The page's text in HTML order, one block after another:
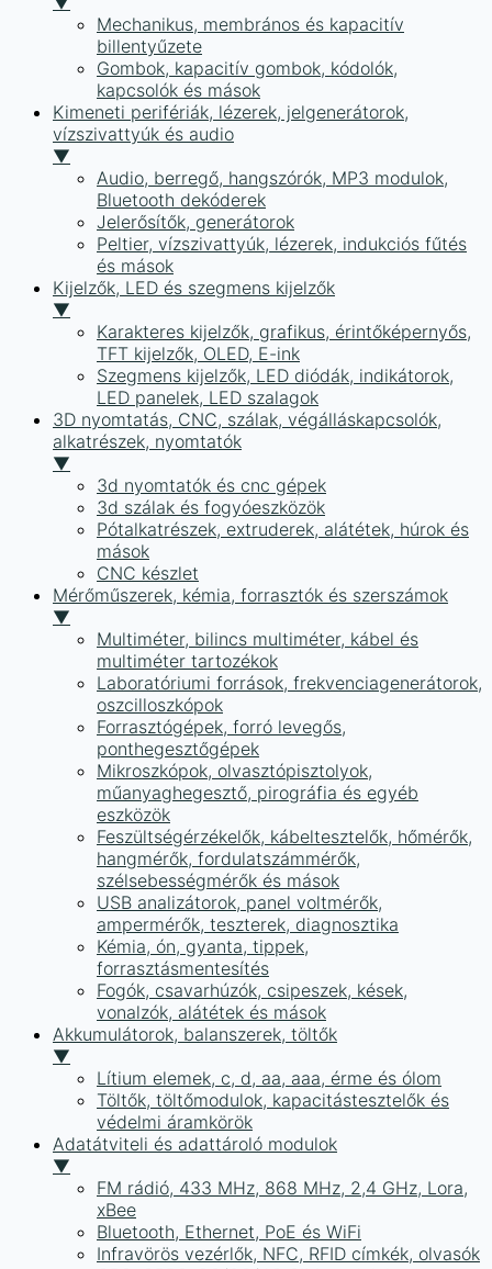
Mechanikus, membrános és kapacitív
billentyűzete
Gombok, kapacitív gombok, kódolók,
kapcsolók és mások
Kimeneti perifériák, lézerek, jelgenerátorok,
vízszivattyúk és audio
▼
Audio, berregő, hangszórók, MP3 modulok,
Bluetooth dekóderek
Jelerősítők, generátorok
Peltier, vízszivattyúk, lézerek, indukciós fűtés
és mások
Kijelzők, LED és szegmens kijelzők
▼
Karakteres kijelzők, grafikus, érintőképernyős,
TFT kijelzők, OLED, E-ink
Szegmens kijelzők, LED diódák, indikátorok,
LED panelek, LED szalagok
3D nyomtatás, CNC, szálak, végálláskapcsolók,
alkatrészek, nyomtatók
▼
3d nyomtatók és cnc gépek
3d szálak és fogyóeszközök
Pótalkatrészek, extruderek, alátétek, húrok és
mások
CNC készlet
Mérőműszerek, kémia, forrasztók és szerszámok
▼
Multiméter, bilincs multiméter, kábel és
multiméter tartozékok
Laboratóriumi források, frekvenciagenerátorok,
oszcilloszkópok
Forrasztógépek, forró levegős,
ponthegesztőgépek
Mikroszkópok, olvasztópisztolyok,
műanyaghegesztő, pirográfia és egyéb
eszközök
Feszültségérzékelők, kábeltesztelők, hőmérők,
hangmérők, fordulatszámmérők,
szélsebességmérők és mások
USB analizátorok, panel voltmérők,
ampermérők, teszterek, diagnosztika
Kémia, ón, gyanta, tippek,
forrasztásmentesítés
Fogók, csavarhúzók, csipeszek, kések,
vonalzók, alátétek és mások
Akkumulátorok, balanszerek, töltők
▼
Lítium elemek, c, d, aa, aaa, érme és ólom
Töltők, töltőmodulok, kapacitástesztelők és
védelmi áramkörök
Adatátviteli és adattároló modulok
▼
FM rádió, 433 MHz, 868 MHz, 2,4 GHz, Lora,
xBee
Bluetooth, Ethernet, PoE és WiFi
Infravörös vezérlők, NFC, RFID címkék, olvasók